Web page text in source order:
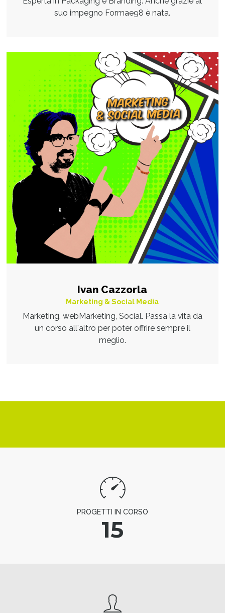
suo impegno Formae98 è nata.
Ivan Cazzorla
Marketing & Social Media
Marketing, webMarketing, Social. Passa la vita da
un corso all'altro per poter offrire sempre il
meglio.
PROGETTI IN CORSO
15